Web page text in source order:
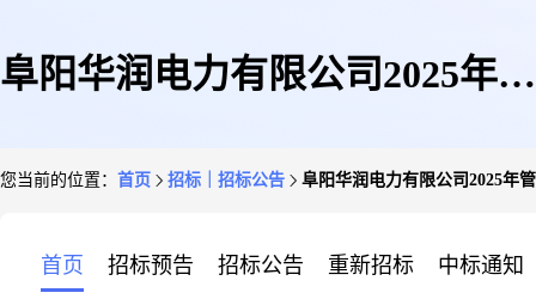
阜阳华润电力有限公司2025年管
您当前的位置： 首页 招标｜招标公告 阜阳华润电力有限公司2025年
首页 招标预告 招标公告 重新招标 中标通知